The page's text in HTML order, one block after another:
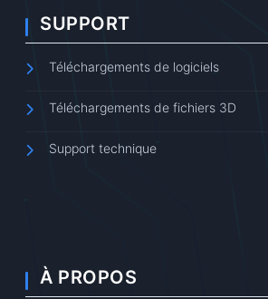
SUPPORT
Téléchargements de logiciels
Téléchargements de fichiers 3D
Support technique
À PROPOS